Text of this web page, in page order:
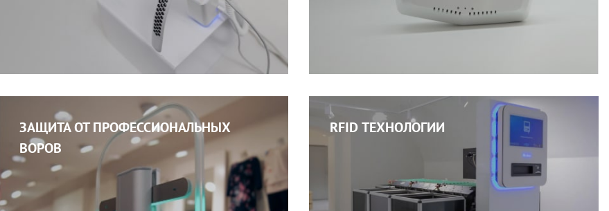
ЗАЩИТА ОТ ПРОФЕССИОНАЛЬНЫХ
ВОРОВ
RFID ТЕХНОЛОГИИ